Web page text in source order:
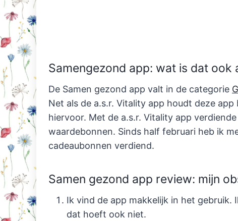
Samengezond app: wat is dat ook
De Samen gezond app valt in de categorie
Net als de a.s.r. Vitality app houdt deze
hiervoor. Met de a.s.r. Vitality app
waardebonnen. Sinds half februari heb ik
cadeaubonnen verdiend.
Samen gezond app review: mijn
Ik vind de app makkelijk in het gebruik.
dat hoeft ook niet.